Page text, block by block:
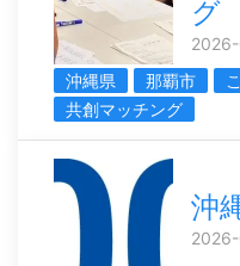
グ
沖縄県
那覇市
共創マッチング
沖